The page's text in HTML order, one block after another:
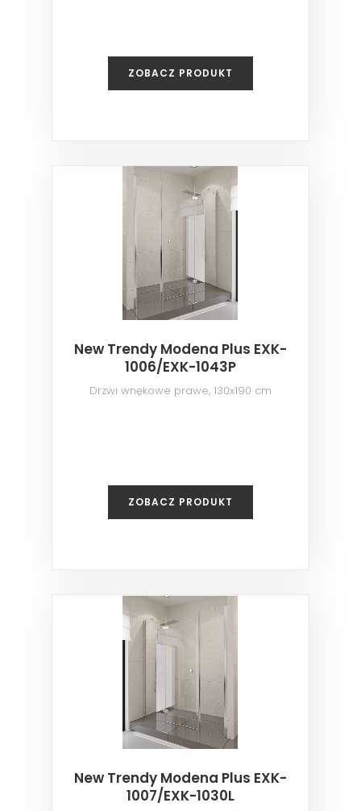
ZOBACZ PRODUKT
New Trendy Modena Plus EXK-
1006/EXK-1043P
Drzwi wnękowe prawe, 130x190 cm
ZOBACZ PRODUKT
New Trendy Modena Plus EXK-
1007/EXK-1030L